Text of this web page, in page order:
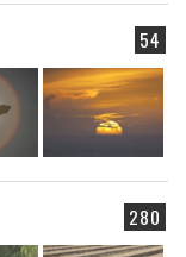
54
280